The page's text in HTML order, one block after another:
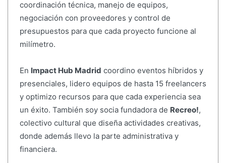
coordinación técnica, manejo de equipos,
negociación con proveedores y control de
presupuestos para que cada proyecto funcione al
milímetro.
En Impact Hub Madrid coordino eventos híbridos y
presenciales, lidero equipos de hasta 15 freelancers
y optimizo recursos para que cada experiencia sea
un éxito. También soy socia fundadora de Recreo!,
colectivo cultural que diseña actividades creativas,
donde además llevo la parte administrativa y
financiera.